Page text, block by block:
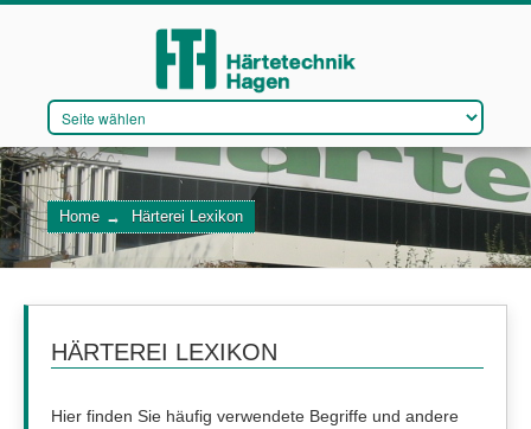
DAS UNTERNEHMEN
QUALITÄTSMANAGEMENT
Home → Härterei Lexikon
HÄRTEREI LEXIKON
Hier finden Sie häufig verwendete Begriffe und andere